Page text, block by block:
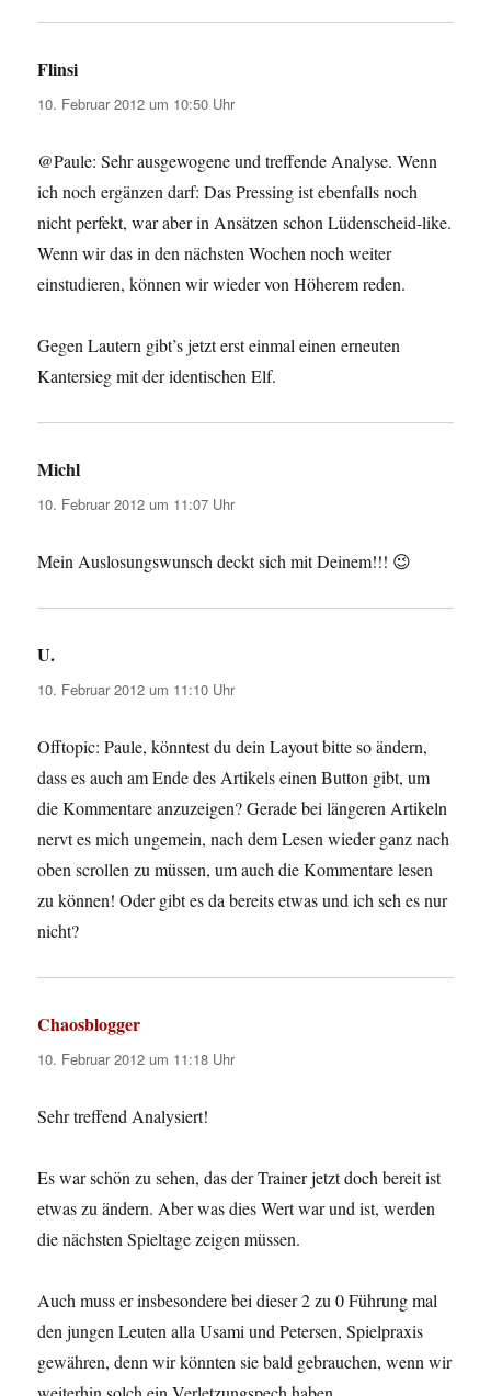
Flinsi
10. Februar 2012 um 10:50 Uhr
@Paule: Sehr ausgewogene und treffende Analyse. Wenn
ich noch ergänzen darf: Das Pressing ist ebenfalls noch
nicht perfekt, war aber in Ansätzen schon Lüdenscheid-like.
Wenn wir das in den nächsten Wochen noch weiter
einstudieren, können wir wieder von Höherem reden.
Gegen Lautern gibt’s jetzt erst einmal einen erneuten
Kantersieg mit der identischen Elf.
Michl
10. Februar 2012 um 11:07 Uhr
Mein Auslosungswunsch deckt sich mit Deinem!!! 😉
U.
10. Februar 2012 um 11:10 Uhr
Offtopic: Paule, könntest du dein Layout bitte so ändern,
dass es auch am Ende des Artikels einen Button gibt, um
die Kommentare anzuzeigen? Gerade bei längeren Artikeln
nervt es mich ungemein, nach dem Lesen wieder ganz nach
oben scrollen zu müssen, um auch die Kommentare lesen
zu können! Oder gibt es da bereits etwas und ich seh es nur
nicht?
Chaosblogger
10. Februar 2012 um 11:18 Uhr
Sehr treffend Analysiert!
Es war schön zu sehen, das der Trainer jetzt doch bereit ist
etwas zu ändern. Aber was dies Wert war und ist, werden
die nächsten Spieltage zeigen müssen.
Auch muss er insbesondere bei dieser 2 zu 0 Führung mal
den jungen Leuten alla Usami und Petersen, Spielpraxis
gewähren, denn wir könnten sie bald gebrauchen, wenn wir